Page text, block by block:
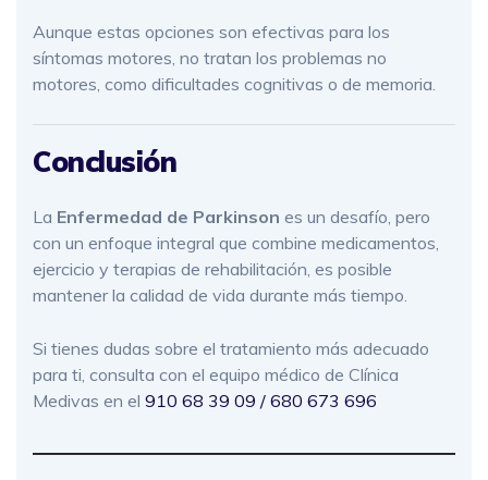
Aunque estas opciones son efectivas para los
síntomas motores, no tratan los problemas no
motores, como dificultades cognitivas o de memoria.
Conclusión
La Enfermedad de Parkinson es un desafío, pero
con un enfoque integral que combine medicamentos,
ejercicio y terapias de rehabilitación, es posible
mantener la calidad de vida durante más tiempo.
Si tienes dudas sobre el tratamiento más adecuado
para ti, consulta con el equipo médico de Clínica
Medivas en el 910 68 39 09 / 680 673 696